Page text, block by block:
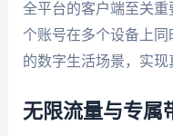
全平台的客户端至关
个账号在多个设备上
的数字生活场景，实现
无限流量与专属